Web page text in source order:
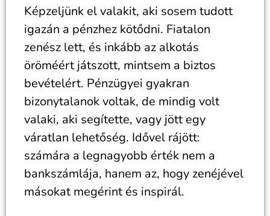
Képzeljünk el valakit, aki sosem tudott
igazán a pénzhez kötődni. Fiatalon
zenész lett, és inkább az alkotás
öröméért játszott, mintsem a biztos
bevételért. Pénzügyei gyakran
bizonytalanok voltak, de mindig volt
valaki, aki segítette, vagy jött egy
váratlan lehetőség. Idővel rájött:
számára a legnagyobb érték nem a
bankszámlája, hanem az, hogy zenéjével
másokat megérint és inspirál.